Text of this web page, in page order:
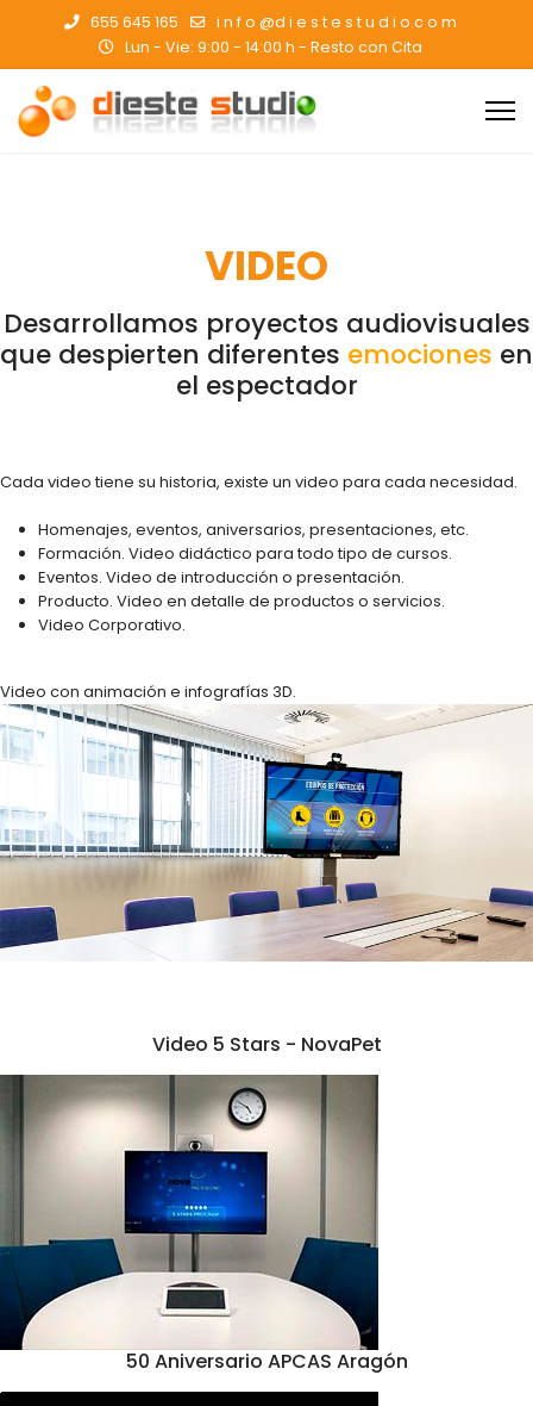
655 645 165
i n f o @d i e s t e s t u d i o.c o m
Lun - Vie: 9:00 - 14:00 h - Resto con Cita
VIDEO
Desarrollamos proyectos audiovisuales
que despierten diferentes emociones en
el espectador
Cada video tiene su historia, existe un video para cada necesidad.
Homenajes, eventos, aniversarios, presentaciones, etc.
Formación. Video didáctico para todo tipo de cursos.
Eventos. Video de introducción o presentación.
Producto. Video en detalle de productos o servicios.
Video Corporativo.
Video con animación e infografías 3D.
Video 5 Stars - NovaPet
50 Aniversario APCAS Aragón